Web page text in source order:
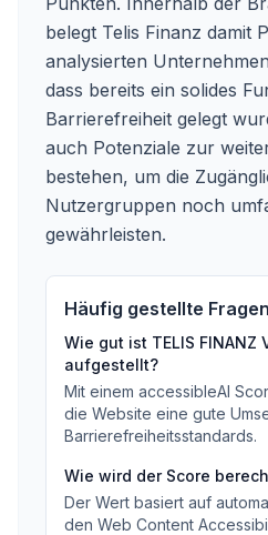
belegt Telis Finanz damit
analysierten
dass bereits ein solides
Barrierefreiheit gelegt
auch Potenziale zur
bestehen, um die
Nutzergruppen noch
gewährleisten.
Häufig gestellte
Wie gut ist TELIS FINANZ
aufgestellt?
Mit einem accessibleAI
die Website eine gute
Barrierefreiheitsstandards.
Wie wird der Score
Der Wert basiert auf
den Web Content